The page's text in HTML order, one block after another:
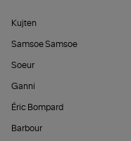
Kujten
Samsoe Samsoe
Soeur
Ganni
Éric Bompard
Barbour